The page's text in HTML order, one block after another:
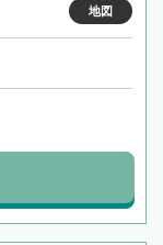
地図